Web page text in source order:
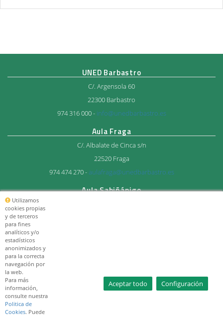
UNED Barbastro
C/. Argensola 60
22300 Barbastro
974 316 000 - info@unedbarbastro.es
Aula Fraga
C/. Albalate de Cinca s/n
22520 Fraga
974 474 270 -aulafraga@unedbarbastro.es
Aula Sabiñánigo
Utilizamos
cookies propias
y de terceros
para fines
analíticos y/o
estadísticos
anonimizados y
para la correcta
navegación por
la web.
Para más
información,
consulte nuestra
Politica de
Cookies. Puede
Aceptar todo Configuración